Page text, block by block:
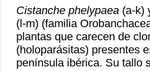
Cistanche phelypaea (a-k)
(l-m) (familia
plantas que carecen de
(holoparásitas) presentes
península ibérica. Su tallo